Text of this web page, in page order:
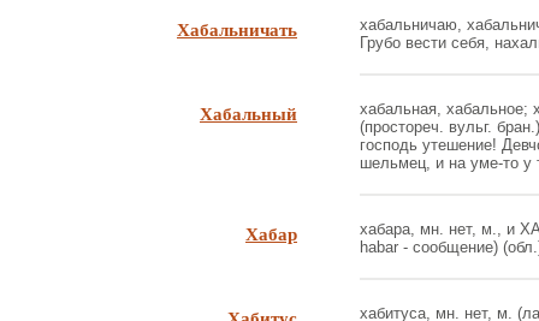
Хабальничать
хабальничаю,
Грубо вести себя,
Хабальный
хабальная, хабальное;
(простореч. вульг.
господь утешение!
шельмец, и на уме-то у
Хабар
хабара, мн. нет, м., и
habar - сообщение)
хабитуса, мн. нет, м.